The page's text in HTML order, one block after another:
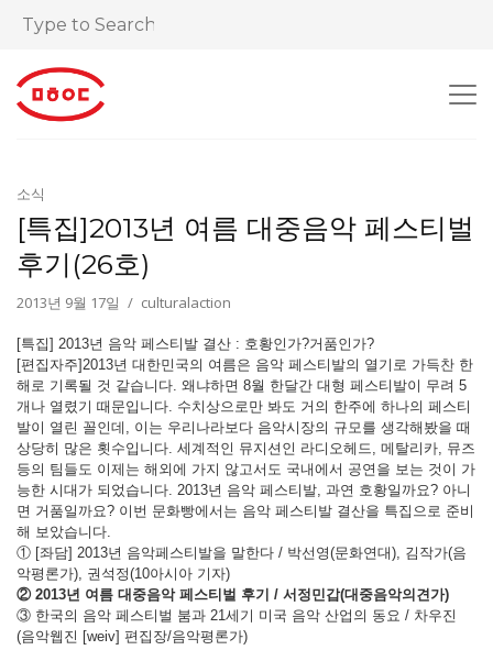
소식
[특집]2013년 여름 대중음악 페스티벌
후기(26호)
2013년 9월 17일 culturalaction
[특집] 2013년 음악 페스티발 결산 : 호황인가?거품인가?
[편집자주]2013년 대한민국의 여름은 음악 페스티발의 열기로 가득찬 한
해로 기록될 것 같습니다. 왜냐하면 8월 한달간 대형 페스티발이 무려 5
개나 열렸기 때문입니다. 수치상으로만 봐도 거의 한주에 하나의 페스티
발이 열린 꼴인데, 이는 우리나라보다 음악시장의 규모를 생각해봤을 때
상당히 많은 횟수입니다. 세계적인 뮤지션인 라디오헤드, 메탈리카, 뮤즈
등의 팀들도 이제는 해외에 가지 않고서도 국내에서 공연을 보는 것이 가
능한 시대가 되었습니다. 2013년 음악 페스티발, 과연 호황일까요? 아니
면 거품일까요? 이번 문화빵에서는 음악 페스티발 결산을 특집으로 준비
해 보았습니다.
① [좌담] 2013년 음악페스티발을 말한다 / 박선영(문화연대), 김작가(음
악평론가), 권석정(10아시아 기자)
② 2013년 여름 대중음악 페스티벌 후기 / 서정민갑(대중음악의견가)
③ 한국의 음악 페스티벌 붐과 21세기 미국 음악 산업의 동요 / 차우진
(음악웹진 [weiv] 편집장/음악평론가)